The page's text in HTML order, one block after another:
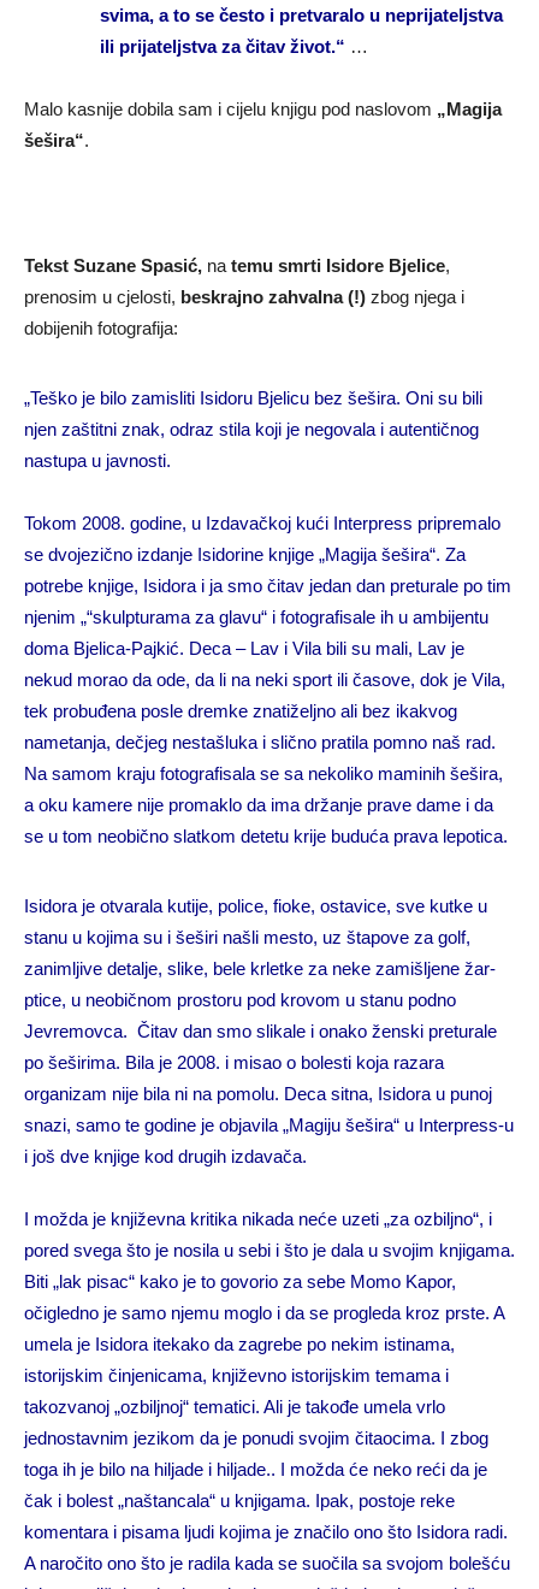
svima, a to se često i pretvaralo u neprijateljstva
ili prijateljstva za čitav život.“ …
Malo kasnije dobila sam i cijelu knjigu pod naslovom „Magija
šešira“.
Tekst Suzane Spasić, na temu smrti Isidore Bjelice,
prenosim u cjelosti, beskrajno zahvalna (!) zbog njega i
dobijenih fotografija:
„Teško je bilo zamisliti Isidoru Bjelicu bez šešira. Oni su bili
njen zaštitni znak, odraz stila koji je negovala i autentičnog
nastupa u javnosti.
Tokom 2008. godine, u Izdavačkoj kući Interpress pripremalo
se dvojezično izdanje Isidorine knjige „Magija šešira“. Za
potrebe knjige, Isidora i ja smo čitav jedan dan preturale po tim
njenim „“skulpturama za glavu“ i fotografisale ih u ambijentu
doma Bjelica-Pajkić. Deca – Lav i Vila bili su mali, Lav je
nekud morao da ode, da li na neki sport ili časove, dok je Vila,
tek probuđena posle dremke znatiželjno ali bez ikakvog
nametanja, dečjeg nestašluka i slično pratila pomno naš rad.
Na samom kraju fotografisala se sa nekoliko maminih šešira,
a oku kamere nije promaklo da ima držanje prave dame i da
se u tom neobično slatkom detetu krije buduća prava lepotica.
Isidora je otvarala kutije, police, fioke, ostavice, sve kutke u
stanu u kojima su i šeširi našli mesto, uz štapove za golf,
zanimljive detalje, slike, bele krletke za neke zamišljene žar-
ptice, u neobičnom prostoru pod krovom u stanu podno
Jevremovca. Čitav dan smo slikale i onako ženski preturale
po šeširima. Bila je 2008. i misao o bolesti koja razara
organizam nije bila ni na pomolu. Deca sitna, Isidora u punoj
snazi, samo te godine je objavila „Magiju šešira“ u Interpress-u
i još dve knjige kod drugih izdavača.
I možda je književna kritika nikada neće uzeti „za ozbiljno“, i
pored svega što je nosila u sebi i što je dala u svojim knjigama.
Biti „lak pisac“ kako je to govorio za sebe Momo Kapor,
očigledno je samo njemu moglo i da se progleda kroz prste. A
umela je Isidora itekako da zagrebe po nekim istinama,
istorijskim činjenicama, književno istorijskim temama i
takozvanoj „ozbiljnoj“ tematici. Ali je takođe umela vrlo
jednostavnim jezikom da je ponudi svojim čitaocima. I zbog
toga ih je bilo na hiljade i hiljade.. I možda će neko reći da je
čak i bolest „naštancala“ u knjigama. Ipak, postoje reke
komentara i pisama ljudi kojima je značilo ono što Isidora radi.
A naročito ono što je radila kada se suočila sa svojom bolešću